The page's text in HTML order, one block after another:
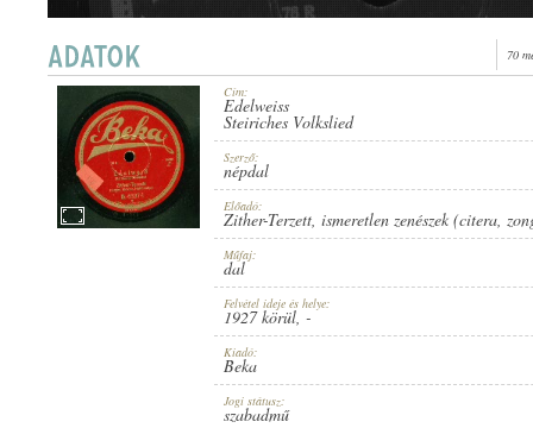
PUBLICATION: 1927 KÖRÜL
70
Cím:
Edelweiss
Steiriches Volkslied
Szerző:
népdal
Előadó:
Zither-Terzett, ismeretlen zenészek (citera,
Műfaj:
dal
Felvétel ideje és helye:
1927 körül, -
Kiadó:
Beka
Jogi státusz:
szabadmű